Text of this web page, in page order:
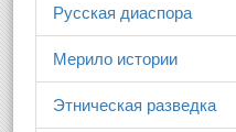
Русская диаспора
Мерило истории
Этническая разведка